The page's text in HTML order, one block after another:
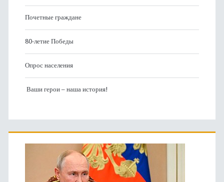
Почетные граждане
80-летие Победы
Опрос населения
Ваши герои – наша история!